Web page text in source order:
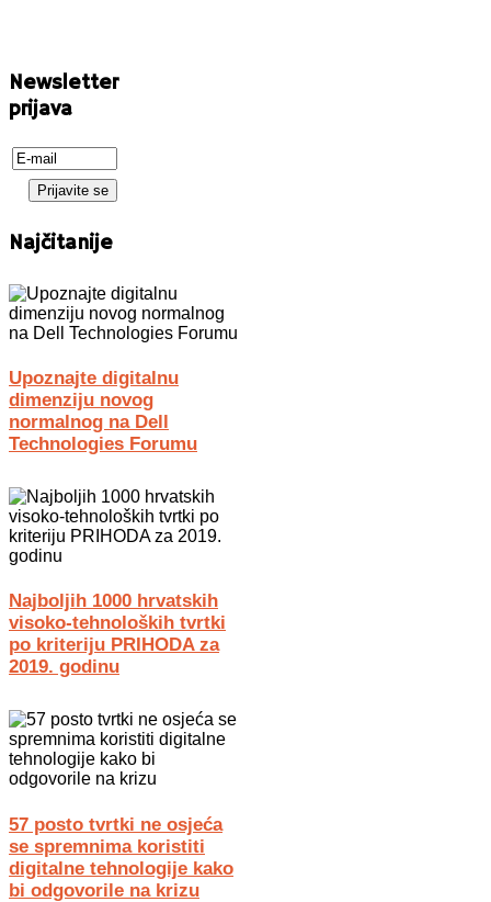
Newsletter
prijava
Najčitanije
Upoznajte digitalnu
dimenziju novog
normalnog na Dell
Technologies Forumu
Najboljih 1000 hrvatskih
visoko-tehnoloških tvrtki
po kriteriju PRIHODA za
2019. godinu
57 posto tvrtki ne osjeća
se spremnima koristiti
digitalne tehnologije kako
bi odgovorile na krizu